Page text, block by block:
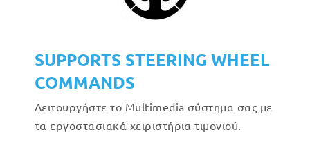
SUPPORTS STEERING WHEEL
COMMANDS
Λειτουργήστε το Multimedia σύστημα σας με
τα εργοστασιακά χειριστήρια τιμονιού.